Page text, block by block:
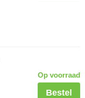
Op voorraad
Bestel